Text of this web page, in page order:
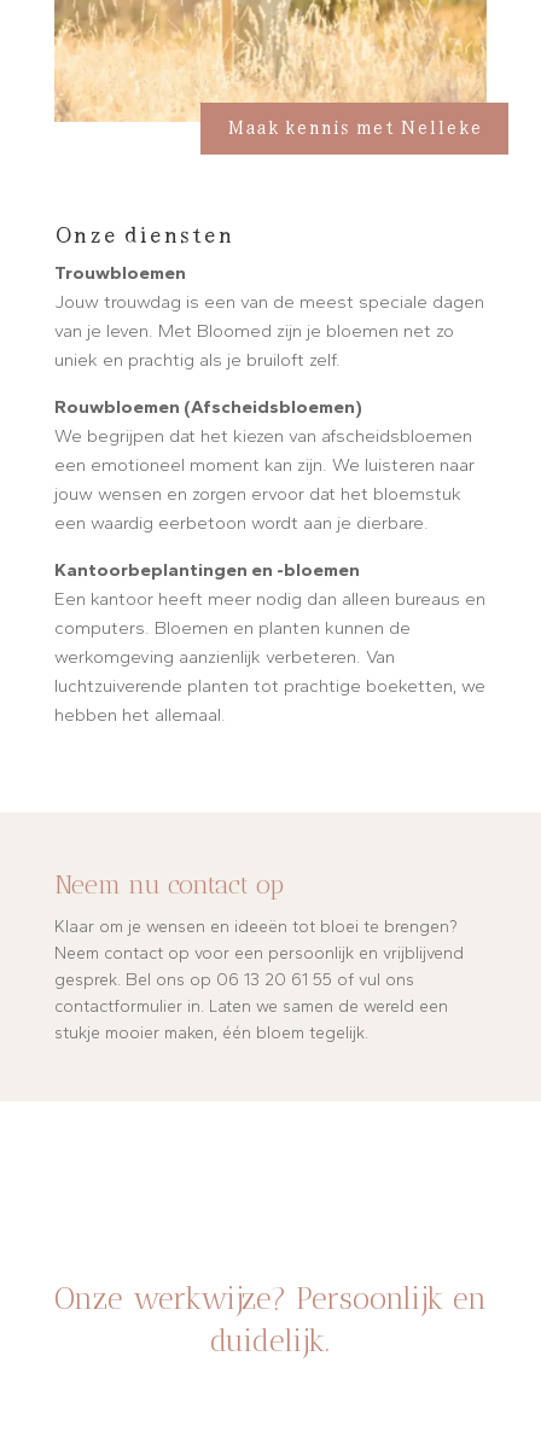
Maak kennis met Nelleke
Onze diensten
Trouwbloemen
Jouw trouwdag is een van de meest speciale dagen
van je leven. Met Bloomed zijn je bloemen net zo
uniek en prachtig als je bruiloft zelf.
Rouwbloemen (Afscheidsbloemen)
We begrijpen dat het kiezen van afscheidsbloemen
een emotioneel moment kan zijn. We luisteren naar
jouw wensen en zorgen ervoor dat het bloemstuk
een waardig eerbetoon wordt aan je dierbare.
Kantoorbeplantingen en -bloemen
Een kantoor heeft meer nodig dan alleen bureaus en
computers. Bloemen en planten kunnen de
werkomgeving aanzienlijk verbeteren. Van
luchtzuiverende planten tot prachtige boeketten, we
hebben het allemaal.
Neem nu contact op
Klaar om je wensen en ideeën tot bloei te brengen?
Neem contact op voor een persoonlijk en vrijblijvend
gesprek. Bel ons op 06 13 20 61 55 of vul ons
contactformulier in. Laten we samen de wereld een
stukje mooier maken, één bloem tegelijk.
Onze werkwijze? Persoonlijk en
duidelijk.